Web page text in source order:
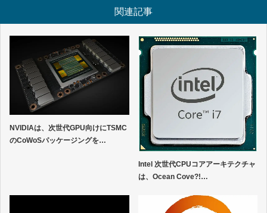
関連記事
NVIDIAは、次世代GPU向けにTSMC
のCoWoSパッケージングを…
Intel 次世代CPUコアアーキテクチャ
は、Ocean Cove?!…